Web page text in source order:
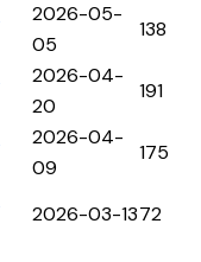
2026-05-
05
138
2026-04-
20
191
2026-04-
09
175
2026-03-1372